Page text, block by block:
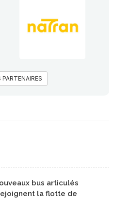
bus articulés
la flotte de